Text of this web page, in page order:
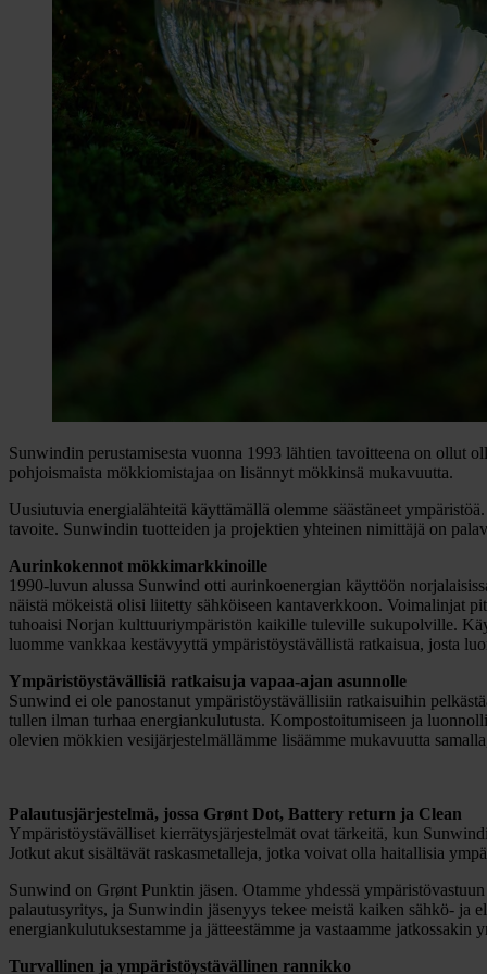
Sunwindin perustamisesta vuonna 1993 lähtien tavoitteena on ollut
pohjoismaista mökkiomistajaa on lisännyt mökkinsä mukavuutta.
Uusiutuvia energialähteitä käyttämällä olemme säästäneet
tavoite. Sunwindin tuotteiden ja projektien yhteinen nimittäjä on
Aurinkokennot mökkimarkkinoille
1990-luvun alussa Sunwind otti aurinkoenergian käyttöön
näistä mökeistä olisi liitetty sähköiseen kantaverkkoon. Voimalinjat
tuhoaisi Norjan kulttuuriympäristön kaikille tuleville sukupolville.
luomme vankkaa kestävyyttä ympäristöystävällistä ratkaisua, josta
Ympäristöystävällisiä ratkaisuja vapaa-ajan asunnolle
Sunwind ei ole panostanut ympäristöystävällisiin ratkaisuihin
tullen ilman turhaa energiankulutusta. Kompostoitumiseen ja
olevien mökkien vesijärjestelmällämme lisäämme mukavuutta
Palautusjärjestelmä, jossa Grønt Dot, Battery return ja Clean
Ympäristöystävälliset kierrätysjärjestelmät ovat tärkeitä, kun
Jotkut akut sisältävät raskasmetalleja, jotka voivat olla haitallisia
Sunwind on Grønt Punktin jäsen. Otamme yhdessä
palautusyritys, ja Sunwindin jäsenyys tekee meistä kaiken sähkö- ja
energiankulutuksestamme ja jätteestämme ja vastaamme jatkossakin
Turvallinen ja ympäristöystävällinen rannikko